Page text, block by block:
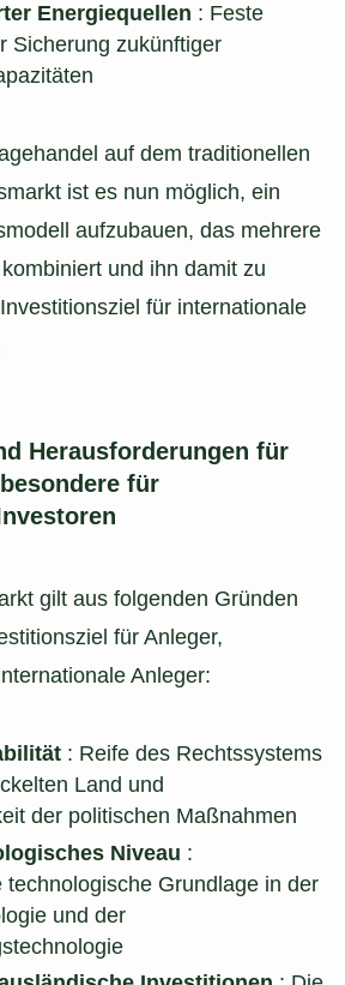
Energiequellen : Feste
Sicherung zukünftiger
auf dem traditionellen
ist es nun möglich, ein
aufzubauen, das mehrere
und ihn damit zu
für internationale
Herausforderungen für
für
gilt aus folgenden Gründen
für Anleger,
Anleger:
: Reife des Rechtssystems
Land und
der politischen Maßnahmen
Niveau :
technologische Grundlage in der
und der